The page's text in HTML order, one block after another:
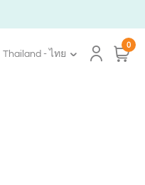
Thailand - ไทย
0